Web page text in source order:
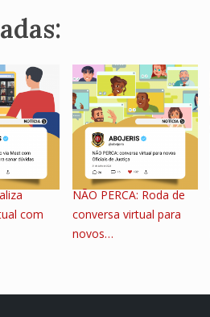
com
NÃO PERCA: Roda de
conversa virtual para
novos…